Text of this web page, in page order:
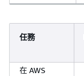
任務
在 AWS